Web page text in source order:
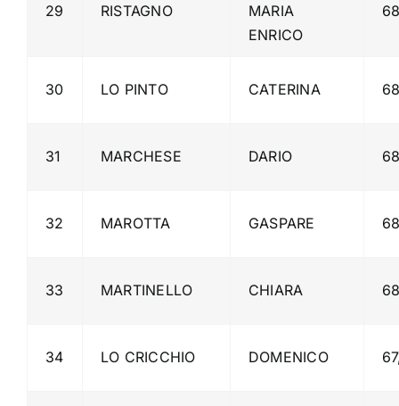
29 RISTAGNO
MARIA
ENRICO
30 LO PINTO CATERINA
31 MARCHESE DARIO
32 MAROTTA GASPARE
33 MARTINELLO CHIARA
34 LO CRICCHIO DOMENICO